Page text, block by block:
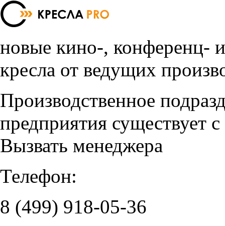
новые кино-, конференц-
кресла от ведущих
Производственное
предприятия существует
Вызвать менеджера
Телефон:
8 (499) 918-05-36